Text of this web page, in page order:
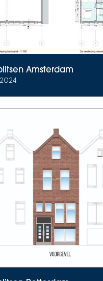
Amsterdam